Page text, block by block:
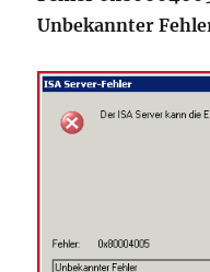
Unbekannter